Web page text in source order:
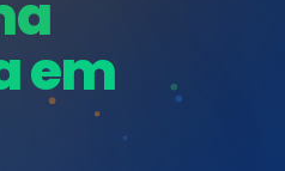
em ISO 27001,
37001, ISO 9001, ISO